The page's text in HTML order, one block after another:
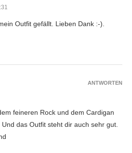
Outfit gefällt. Lieben Dank :-).
feineren Rock und dem Cardigan
das Outfit steht dir auch sehr gut.
ANTWORTEN